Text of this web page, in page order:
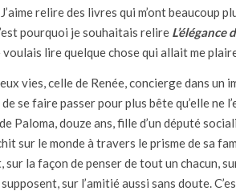
relire des livres qui m’ont beaucoup
pourquoi je souhaitais relire L’élégance
lire quelque chose qui allait me
vies, celle de Renée, concierge dans un
se faire passer pour plus bête qu’elle ne
Paloma, douze ans, fille d’un député
sur le monde à travers le prisme de sa
sur la façon de penser de tout un chacun,
sur l’amitié aussi sans doute.